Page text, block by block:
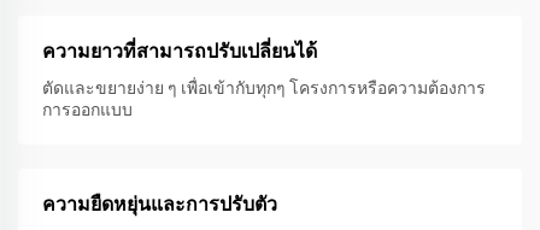
ความยาวที่สามารถปรับเปลี่ยนได้
ตัดและขยายง่าย ๆ เพื่อเข้ากับทุกๆ โครงการหรือความต้องการ
การออกแบบ
ความยืดหยุ่นและการปรับตัว